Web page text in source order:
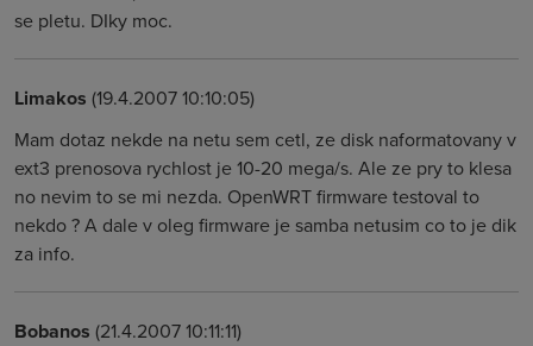
se pletu. DIky moc.
Limakos (19.4.2007 10:10:05)
Mam dotaz nekde na netu sem cetl, ze disk naformatovany v
ext3 prenosova rychlost je 10-20 mega/s. Ale ze pry to klesa
no nevim to se mi nezda. OpenWRT firmware testoval to
nekdo ? A dale v oleg firmware je samba netusim co to je dik
za info.
Bobanos (21.4.2007 10:11:11)